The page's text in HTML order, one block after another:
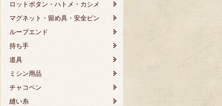
ロットボタン・ハトメ・カシメ
マグネット・留め具・安全ピン
ループエンド
持ち手
道具
ミシン用品
チャコペン
縫い糸